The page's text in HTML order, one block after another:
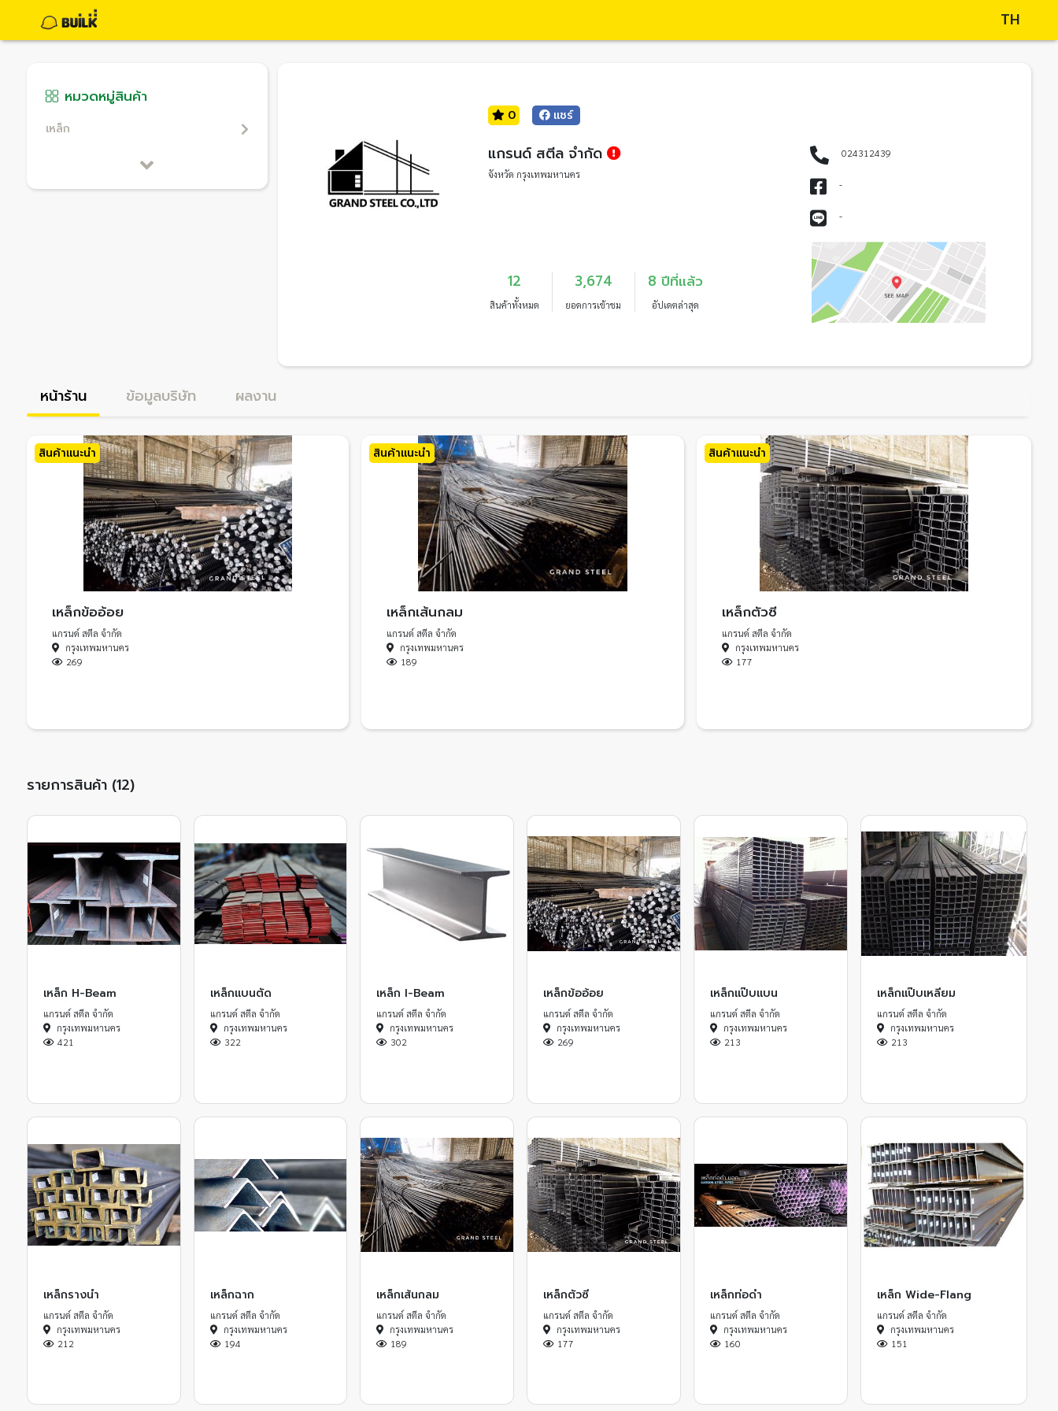
TH
หมวดหมู่สินค้า
เหล็ก
0 แชร์
แกรนด์ สตีล จำกัด
จังหวัด กรุงเทพมหานคร
12
สินค้าทั้งหมด
3,674
ยอดการเข้าชม
8 ปีที่แล้ว
อัปเดตล่าสุด
024312439
-
-
หน้าร้าน ข้อมูลบริษัท ผลงาน
เหล็กข้ออ้อย
แกรนด์ สตีล จำกัด
กรุงเทพมหานคร
269
สินค้าแนะนำ
เหล็กเส้นกลม
แกรนด์ สตีล จำกัด
กรุงเทพมหานคร
189
สินค้าแนะนำ
เหล็กตัวซี
แกรนด์ สตีล จำกัด
กรุงเทพมหานคร
177
สินค้าแนะนำ
รายการสินค้า (12)
เหล็ก H-Beam
แกรนด์ สตีล จำกัด
กรุงเทพมหานคร
421
เหล็กแบนตัด
แกรนด์ สตีล จำกัด
กรุงเทพมหานคร
322
เหล็ก I-Beam
แกรนด์ สตีล จำกัด
กรุงเทพมหานคร
302
เหล็กข้ออ้อย
แกรนด์ สตีล จำกัด
กรุงเทพมหานคร
269
เหล็กแป๊บแบน
แกรนด์ สตีล จำกัด
กรุงเทพมหานคร
213
เหล็กแป๊บเหลี่ยม
แกรนด์ สตีล จำกัด
กรุงเทพมหานคร
213
เหล็กรางน้ำ
แกรนด์ สตีล จำกัด
กรุงเทพมหานคร
212
เหล็กฉาก
แกรนด์ สตีล จำกัด
กรุงเทพมหานคร
194
เหล็กเส้นกลม
แกรนด์ สตีล จำกัด
กรุงเทพมหานคร
189
เหล็กตัวซี
แกรนด์ สตีล จำกัด
กรุงเทพมหานคร
177
เหล็กท่อดำ
แกรนด์ สตีล จำกัด
กรุงเทพมหานคร
160
เหล็ก Wide-Flang
แกรนด์ สตีล จำกัด
กรุงเทพมหานคร
151